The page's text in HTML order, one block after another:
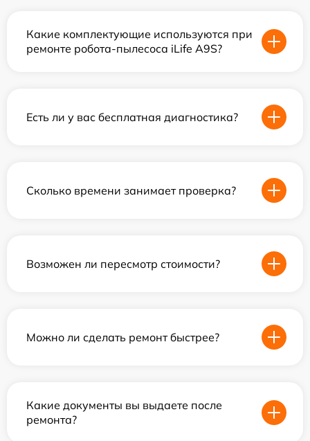
Какие комплектующие используются при
ремонте робота-пылесоса iLife A9S?
Есть ли у вас бесплатная диагностика?
Сколько времени занимает проверка?
Возможен ли пересмотр стоимости?
Можно ли сделать ремонт быстрее?
Какие документы вы выдаете после
ремонта?